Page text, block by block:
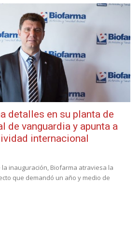
detalles en su planta de
de vanguardia y apunta a
internacional
inauguración, Biofarma atraviesa la
que demandó un año y medio de